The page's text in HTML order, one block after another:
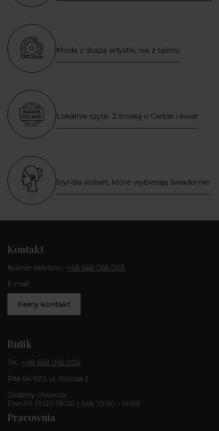
Moda z duszą artystki, nie z taśmy
Lokalnie szyte. Z troską o Ciebie i świat
Styl dla kobiet, które wybierają świadomie
Kontakt
Numer telefonu: +48 668 066 003
E-mail:
Pełny kontakt
Butik
Tel.: +48 668 066 006
Piła 64-920, ul. Witosa 2
Godziny otwarcia:
Pon-Pt 10:00-18:00 | Sob 10:00 - 14:00
Pracownia